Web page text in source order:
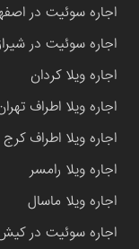
اجاره سوئیت در
اجاره سوئیت در
اجاره ویلا کردان
اجاره ویلا اطراف
اجاره ویلا اطراف کرج
اجاره ویلا رامسر
اجاره ویلا ماسال
اجاره سوئیت در